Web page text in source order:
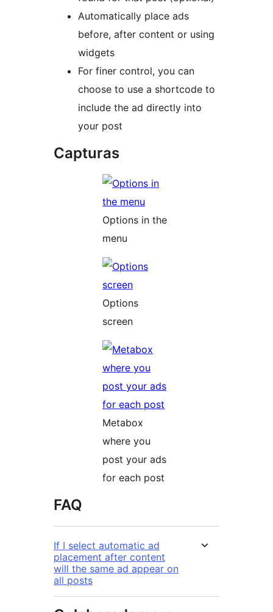
Automatically place ads
before, after content or using
widgets
For finer control, you can
choose to use a shortcode to
include the ad directly into
your post
Capturas
Options in the
menu
Options
screen
Metabox
where you
post your ads
for each post
FAQ
If I select automatic ad
placement after content
will the same ad appear on
all posts